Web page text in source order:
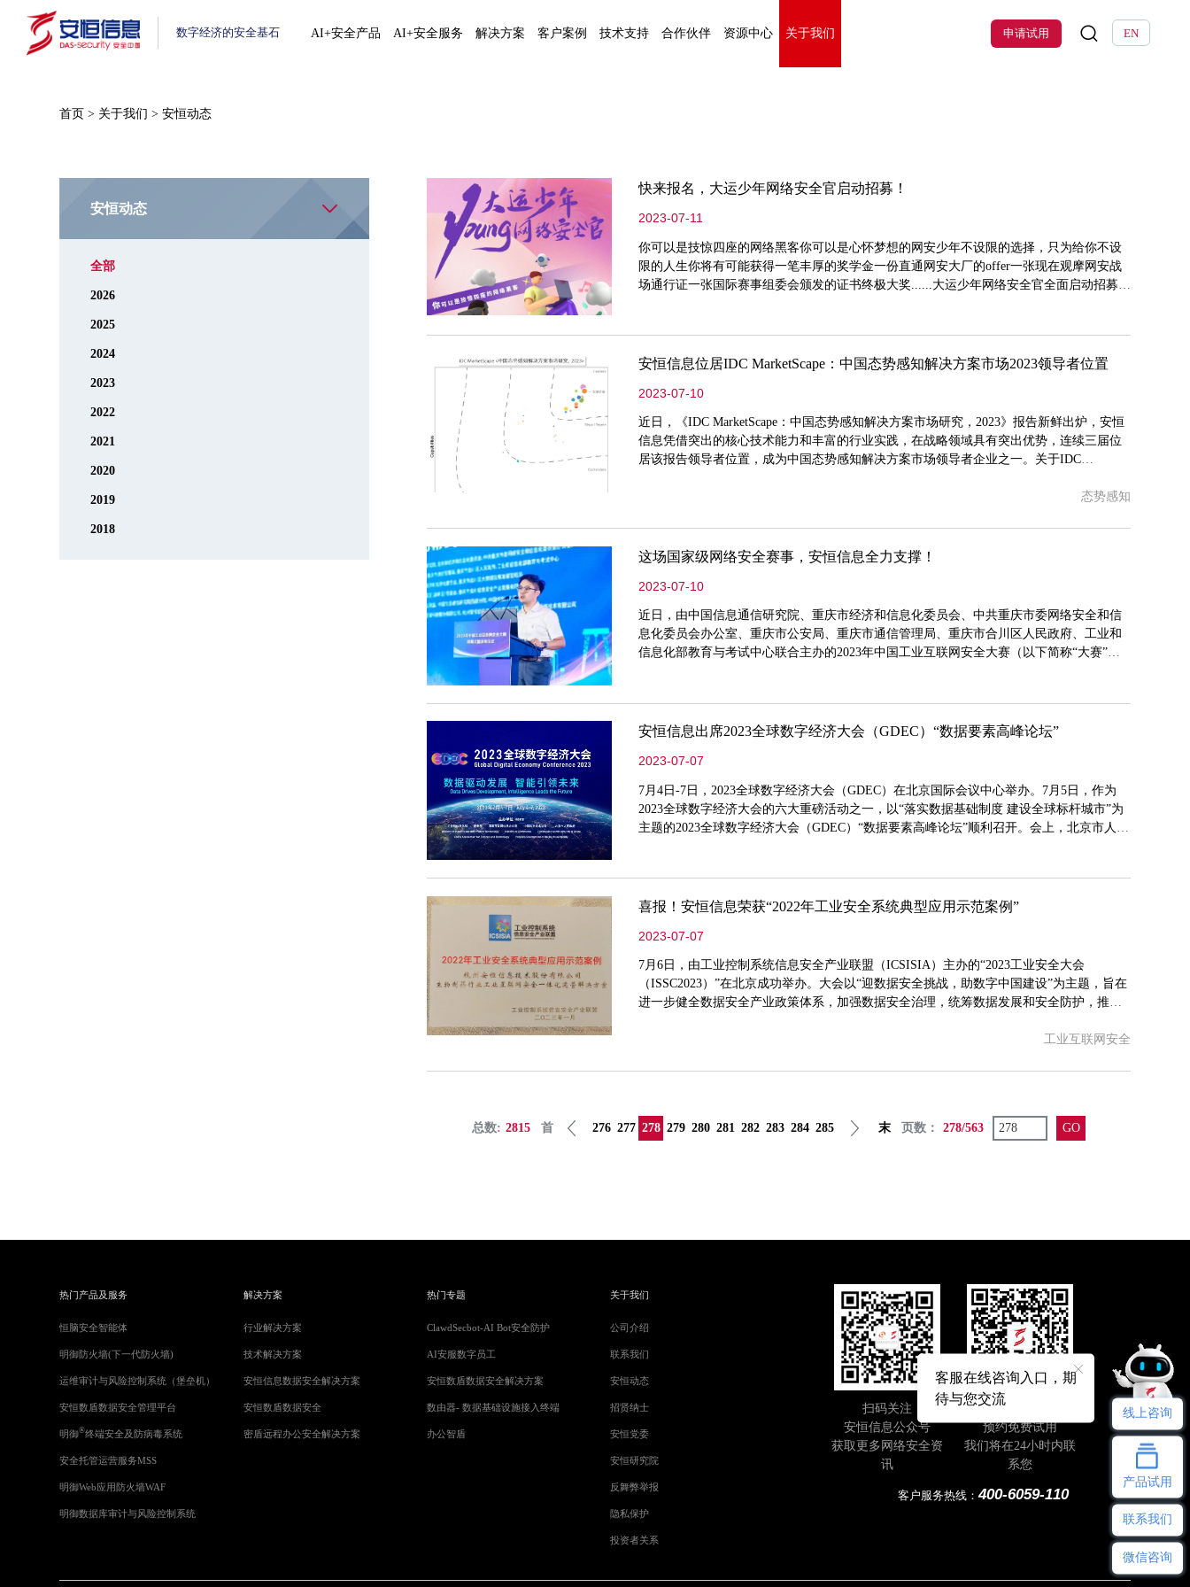
数字经济的安全基石 AI+安全产品 AI+安全服务 解决方案 客户案例 技术支持 合作伙伴 资源中心 关于我们 EN
申请试用
首页 > 关于我们 >安恒动态
安恒动态
全部
2026
2025
2024
2023
2022
2021
2020
2019
2018
快来报名，大运少年网络安全官启动招募！
2023-07-11
你可以是技惊四座的网络黑客你可以是心怀梦想的网安少年不设限的选择，只为给你不设
限的人生你将有可能获得一笔丰厚的奖学金一份直通网安大厂的offer一张现在观摩网安战
场通行证一张国际赛事组委会颁发的证书终极大奖......大运少年网络安全官全面启动招募欢
古
安恒信息位居IDC MarketScape：中国态势感知解决方案市场2023领导者位置
2023-07-10
近日，《IDC MarketScape：中国态势感知解决方案市场研究，2023》报告新鲜出炉，安恒
信息凭借突出的核心技术能力和丰富的行业实践，在战略领域具有突出优势，连续三届位
居该报告领导者位置，成为中国态势感知解决方案市场领导者企业之一。关于IDC
商的竞争力提供一个概述。研究方法采用严格的定性和定量的标准的评分方法，以单一的
态势感知
这场国家级网络安全赛事，安恒信息全力支撑！
2023-07-10
近日，由中国信息通信研究院、重庆市经济和信息化委员会、中共重庆市委网络安全和信
息化委员会办公室、重庆市公安局、重庆市通信管理局、重庆市合川区人民政府、工业和
信息化部教育与考试中心联合主办的2023年中国工业互联网安全大赛（以下简称“大赛”）
大赛是
安恒信息出席2023全球数字经济大会（GDEC）“数据要素高峰论坛”
2023-07-07
7月4日-7日，2023全球数字经济大会（GDEC）在北京国际会议中心举办。7月5日，作为
2023全球数字经济大会的六大重磅活动之一，以“落实数据基础制度 建设全球标杆城市”为
主题的2023全球数字经济大会（GDEC）“数据要素高峰论坛”顺利召开。会上，北京市人民
士邬贺
喜报！安恒信息荣获“2022年工业安全系统典型应用示范案例”
2023-07-07
7月6日，由工业控制系统信息安全产业联盟（ICSISIA）主办的“2023工业安全大会
（ISSC2023）”在北京成功举办。大会以“迎数据安全挑战，助数字中国建设”为主题，旨在
进一步健全数据安全产业政策体系，加强数据安全治理，统筹数据发展和安全防护，推动
数字经济时代下数字中国建设和数字经济发展。会上，安恒信息提报的《生物制药行业工
工业互联网安全
总数: 2815 首 276 277 278 279 280 281 282 283 284 285 末 页数： 278/563
扫码关注
安恒信息公众号
获取更多网络安全资
讯
即刻扫码
预约免费试用
我们将在24小时内联
系您
客户服务热线：400-6059-110
热门产品及服务
恒脑安全智能体
明御防火墙(下一代防火墙)
运维审计与风险控制系统（堡垒机）
安恒数盾数据安全管理平台
明御®终端安全及防病毒系统
安全托管运营服务MSS
明御Web应用防火墙WAF
明御数据库审计与风险控制系统
解决方案
行业解决方案
技术解决方案
安恒信息数据安全解决方案
安恒数盾数据安全
密盾远程办公安全解决方案
热门专题
ClawdSecbot-AI Bot安全防护
AI安服数字员工
安恒数盾数据安全解决方案
数由器- 数据基础设施接入终端
办公智盾
关于我们
公司介绍
联系我们
安恒动态
招贤纳士
安恒党委
安恒研究院
反舞弊举报
隐私保护
投资者关系
客服在线咨询入口，期
待与您交流
线上咨询
产品试用
联系我们
微信咨询